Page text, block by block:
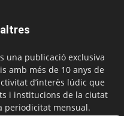
una publicació exclusiva
amb més de 10 anys de
d’interès lúdic que
i institucions de la ciutat
periodicitat mensual.